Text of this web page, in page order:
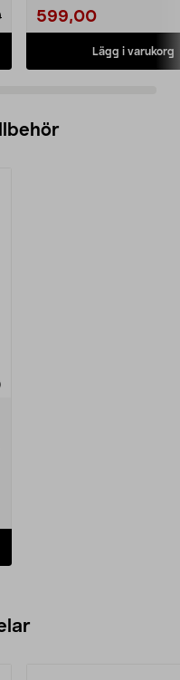
599,00
Lägg i varukorg